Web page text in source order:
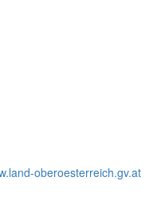
oberoesterreich.gv.at